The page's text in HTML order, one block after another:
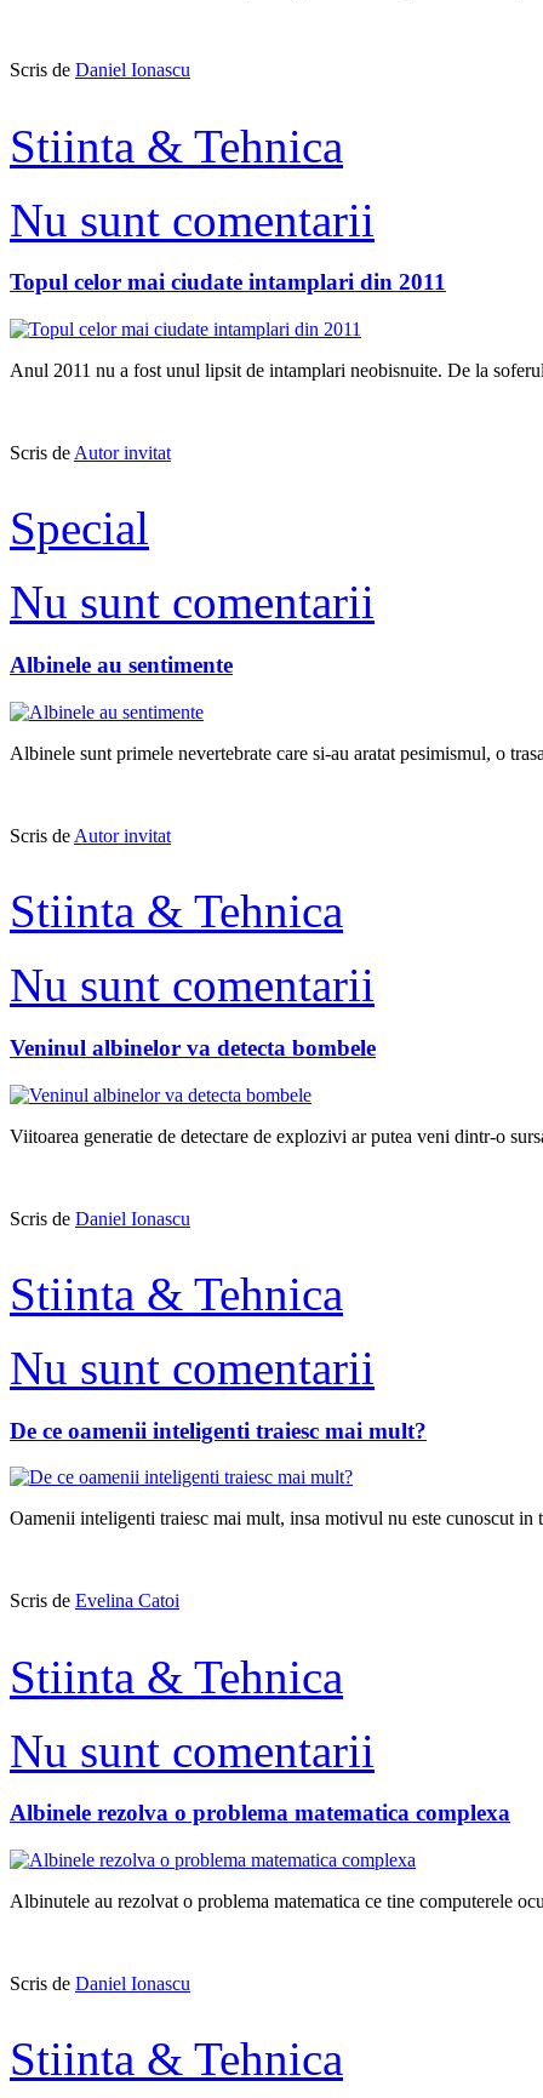
Scris de Daniel Ionascu
Stiinta & Tehnica
Nu sunt comentarii
Topul celor mai ciudate intamplari din 2011
Anul 2011 nu a fost unul lipsit de intamplari neobisnuite. De la
Scris de Autor invitat
Special
Nu sunt comentarii
Albinele au sentimente
Albinele sunt primele nevertebrate care si-au aratat pesimismul, o
Scris de Autor invitat
Stiinta & Tehnica
Nu sunt comentarii
Veninul albinelor va detecta bombele
Viitoarea generatie de detectare de explozivi ar putea veni dintr-o
Scris de Daniel Ionascu
Stiinta & Tehnica
Nu sunt comentarii
De ce oamenii inteligenti traiesc mai mult?
Oamenii inteligenti traiesc mai mult, insa motivul nu este cunoscut
Scris de Evelina Catoi
Stiinta & Tehnica
Nu sunt comentarii
Albinele rezolva o problema matematica complexa
Albinutele au rezolvat o problema matematica ce tine computerele
Scris de Daniel Ionascu
Stiinta & Tehnica